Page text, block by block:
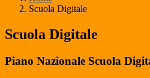
Scuola Digitale
Scuola Digitale
Piano Nazionale Scuola